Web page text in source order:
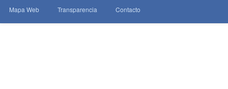
Mapa Web Transparencia Contacto